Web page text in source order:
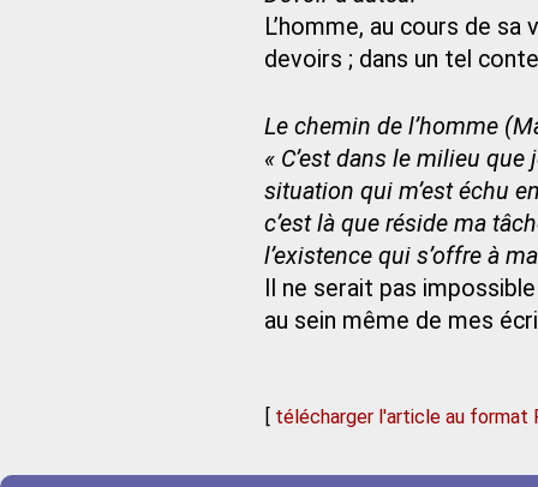
L’homme, au cours de
devoirs ; dans un tel
Le chemin de l’homme
« C’est dans le milieu
situation qui m’est échu
c’est là que réside ma
l’existence qui s’offre à
Il ne serait pas
au sein même de mes
[ télécharger l'article au format